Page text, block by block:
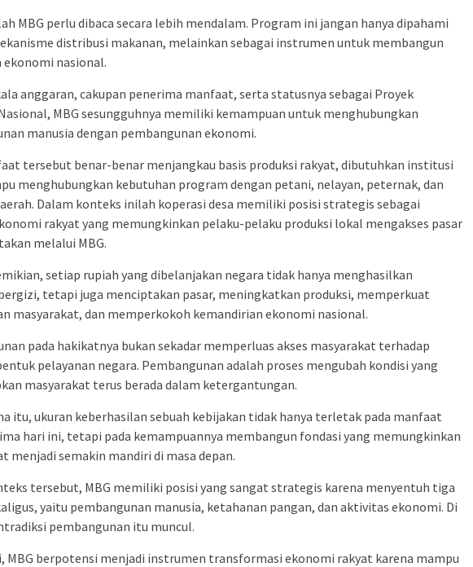
MBG perlu dibaca secara lebih mendalam. Program ini jangan hanya dipahami
distribusi makanan, melainkan sebagai instrumen untuk membangun
nasional.
anggaran, cakupan penerima manfaat, serta statusnya sebagai Proyek
MBG sesungguhnya memiliki kemampuan untuk menghubungkan
manusia dengan pembangunan ekonomi.
tersebut benar-benar menjangkau basis produksi rakyat, dibutuhkan institusi
menghubungkan kebutuhan program dengan petani, nelayan, peternak, dan
Dalam konteks inilah koperasi desa memiliki posisi strategis sebagai
rakyat yang memungkinkan pelaku-pelaku produksi lokal mengakses pasar
melalui MBG.
setiap rupiah yang dibelanjakan negara tidak hanya menghasilkan
tetapi juga menciptakan pasar, meningkatkan produksi, memperkuat
masyarakat, dan memperkokoh kemandirian ekonomi nasional.
pada hakikatnya bukan sekadar memperluas akses masyarakat terhadap
pelayanan negara. Pembangunan adalah proses mengubah kondisi yang
masyarakat terus berada dalam ketergantungan.
itu, ukuran keberhasilan sebuah kebijakan tidak hanya terletak pada manfaat
hari ini, tetapi pada kemampuannya membangun fondasi yang memungkinkan
menjadi semakin mandiri di masa depan.
tersebut, MBG memiliki posisi yang sangat strategis karena menyentuh tiga
yaitu pembangunan manusia, ketahanan pangan, dan aktivitas ekonomi. Di
pembangunan itu muncul.
MBG berpotensi menjadi instrumen transformasi ekonomi rakyat karena mampu